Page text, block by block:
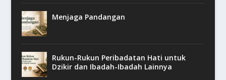
Menjaga Pandangan
Rukun-Rukun Peribadatan Hati untuk
Dzikir dan Ibadah-Ibadah Lainnya